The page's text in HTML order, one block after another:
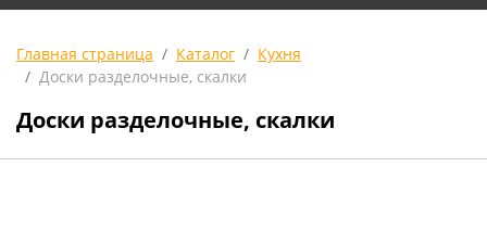
Главная страница Каталог
Кухня
Доски разделочные, скалки
Доски разделочные, скалки